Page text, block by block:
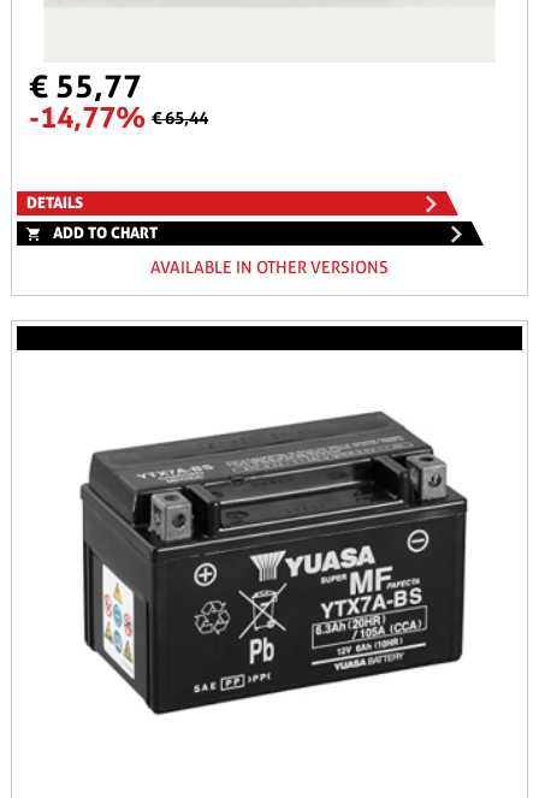
€ 55,77
-14,77% € 65,44
DETAILS
ADD TO CHART
AVAILABLE IN OTHER VERSIONS